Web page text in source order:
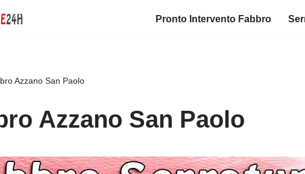
Pronto Intervento Fabbro
Azzano San Paolo
Azzano San Paolo